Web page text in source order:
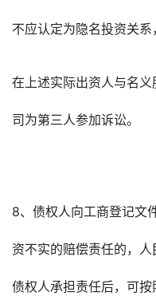
不应认定为隐名投资关系
在上述实际出资人与名
司为第三人参加诉讼。
8、债权人向工商登记文
资不实的赔偿责任的，
债权人承担责任后，可